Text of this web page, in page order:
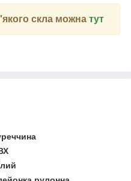
скла можна тут